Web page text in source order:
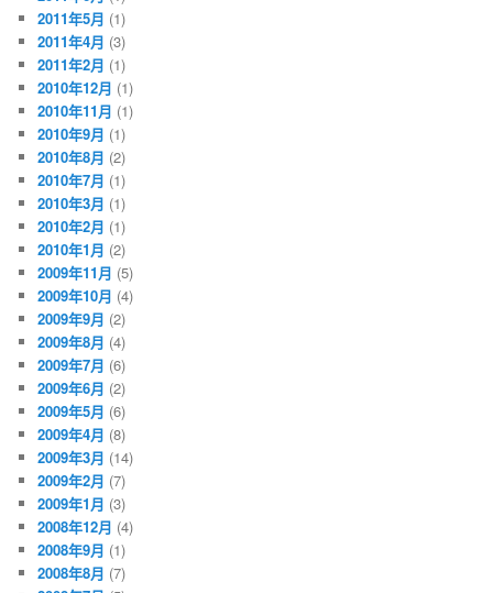
2011年5月 (1)
2011年4月 (3)
2011年2月 (1)
2010年12月 (1)
2010年11月 (1)
2010年9月 (1)
2010年8月 (2)
2010年7月 (1)
2010年3月 (1)
2010年2月 (1)
2010年1月 (2)
2009年11月 (5)
2009年10月 (4)
2009年9月 (2)
2009年8月 (4)
2009年7月 (6)
2009年6月 (2)
2009年5月 (6)
2009年4月 (8)
2009年3月 (14)
2009年2月 (7)
2009年1月 (3)
2008年12月 (4)
2008年9月 (1)
2008年8月 (7)